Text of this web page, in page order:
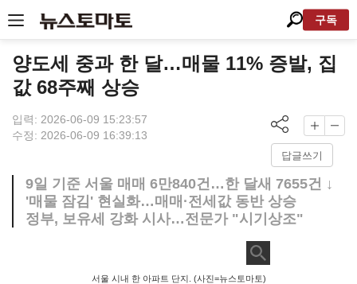
구독
양도세 중과 한 달…매물 11% 증발, 집
값 68주째 상승
입력: 2026-06-09 15:23:57
수정: 2026-06-09 16:39:13
답글쓰기
9일 기준 서울 매매 6만840건…한 달새 7655건 ↓
'매물 잠김' 현실화…매매·전세값 동반 상승
정부, 보유세 강화 시사…전문가 "시기상조"
서울 시내 한 아파트 단지. (사진=뉴스토마토)